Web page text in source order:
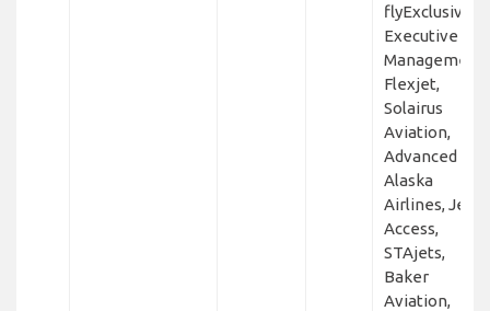
flyExclusive,
Executive Jet
Management,
Flexjet,
Solairus
Aviation,
Advanced Air,
Alaska
Airlines, Jet
Access,
STAjets,
Baker
Aviation,